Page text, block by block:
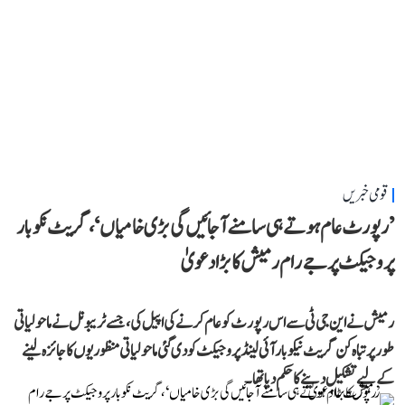
قومی خبریں
’رپورٹ عام ہوتے ہی سامنے آ جائیں گی بڑی خامیاں‘، گریٹ نکوبار
پروجیکٹ پر جے رام رمیش کا بڑا دعویٰ
رمیش نے این جی ٹی سے اس رپورٹ کو عام کرنے کی اپیل کی، جسے ٹریبونل نے ماحولیاتی
طور پر تباہ کن گریٹ نیکوبار آئی لینڈ پروجیکٹ کو دی گئی ماحولیاتی منظوریوں کا جائزہ لینے
کے لیے تشکیل دینے کا حکم دیا تھا۔